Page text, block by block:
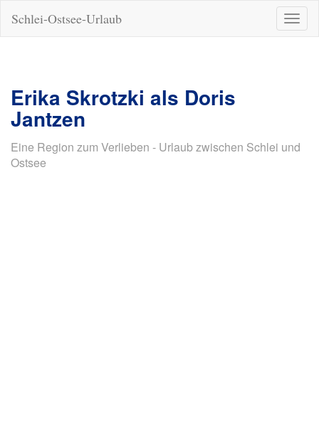
ein-/
Schlei-Ostsee-Urlaub
Erika Skrotzki als Doris
Jantzen
Eine Region zum Verlieben - Urlaub zwischen Schlei und
Ostsee